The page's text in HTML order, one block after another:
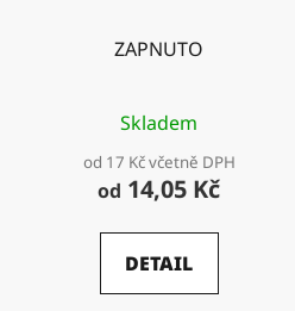
ZAPNUTO
Skladem
od 17 Kč včetně DPH
od 14,05 Kč
DETAIL